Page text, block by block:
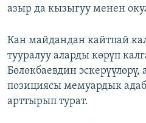
азыр да кызыгуу менен
Кан майдандан кайтпай
тууралуу аларды көрүп
Бөлөкбаевдин
позициясы мемуардык
арттырып турат.